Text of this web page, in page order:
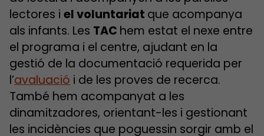
lectores i el voluntariat que acompanya
als infants. Les TAC hem estat el nexe entre
el programa i el centre, ajudant en la
gestió de la documentació requerida per
l’avaluació i de les proves de recerca.
També hem acompanyat a les
dinamitzadores, orientant-les i gestionant
les incidències que poguessin sorgir amb el